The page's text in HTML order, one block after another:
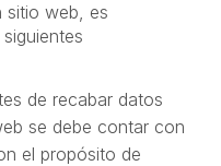
sitio web, es
de recabar datos
se debe contar con
el propósito de